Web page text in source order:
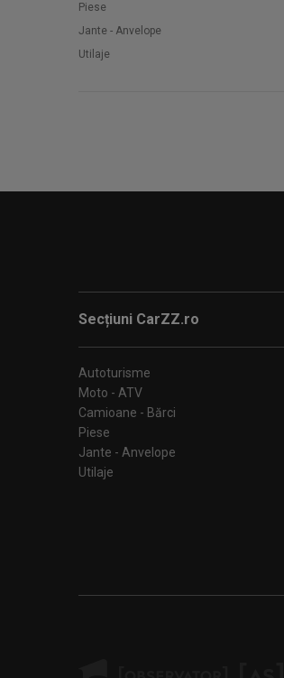
Piese
Jante - Anvelope
Utilaje
Secțiuni CarZZ.ro
Autoturisme
Moto - ATV
Camioane - Bărci
Piese
Jante - Anvelope
Utilaje